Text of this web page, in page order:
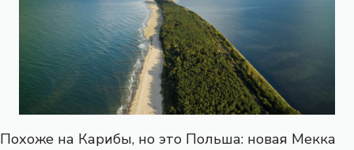
Похоже на Карибы, но это Польша: новая Мекка